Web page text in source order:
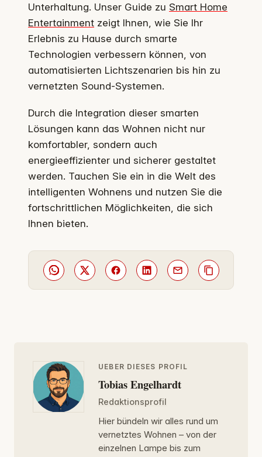
Unterhaltung. Unser Guide zu Smart Home
Entertainment zeigt Ihnen, wie Sie Ihr
Erlebnis zu Hause durch smarte
Technologien verbessern können, von
automatisierten Lichtszenarien bis hin zu
vernetzten Sound-Systemen.
Durch die Integration dieser smarten
Lösungen kann das Wohnen nicht nur
komfortabler, sondern auch
energieeffizienter und sicherer gestaltet
werden. Tauchen Sie ein in die Welt des
intelligenten Wohnens und nutzen Sie die
fortschrittlichen Möglichkeiten, die sich
Ihnen bieten.
UEBER DIESES PROFIL
Tobias Engelhardt
Redaktionsprofil
Hier bündeln wir alles rund um
vernetztes Wohnen – von der
einzelnen Lampe bis zum